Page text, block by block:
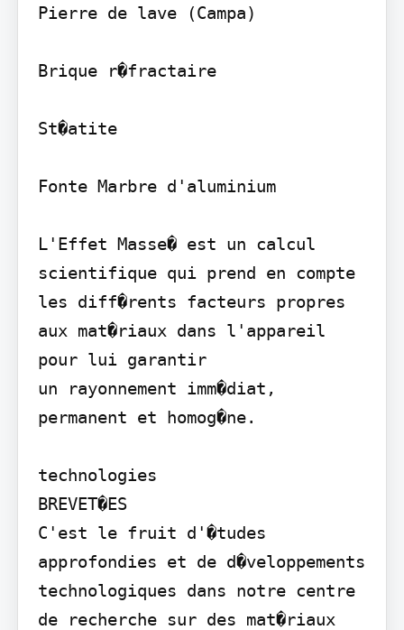
Pierre de lave (Campa)
Brique r�fractaire
St�atite
Fonte Marbre d'aluminium
L'Effet Masse� est un calcul
scientifique qui prend en compte
les diff�rents facteurs propres
aux mat�riaux dans l'appareil
pour lui garantir
un rayonnement imm�diat,
permanent et homog�ne.
technologies
BREVET�ES
C'est le fruit d'�tudes
approfondies et de d�veloppements
technologiques dans notre centre
de recherche sur des mat�riaux